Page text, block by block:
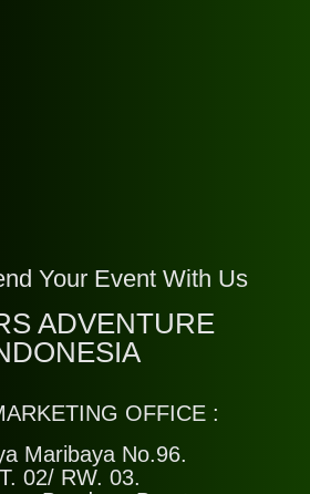
Your Event With Us
ADVENTURE
OFFICE :
Maribaya No.96.
02/ RW. 03.